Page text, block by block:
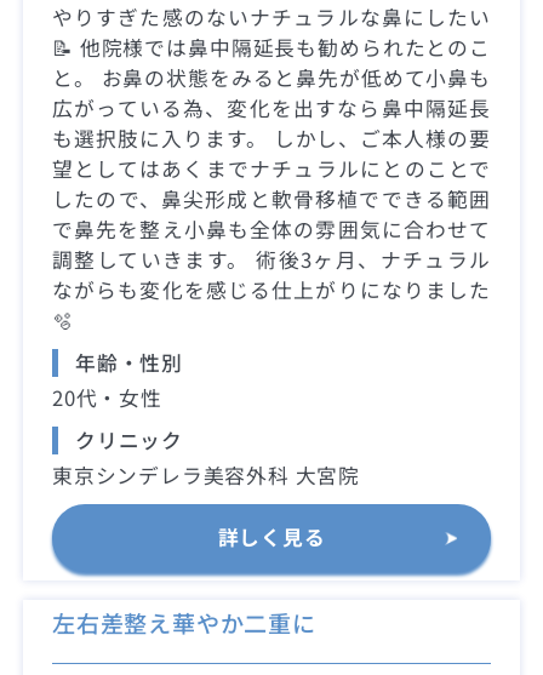
やりすぎた感のないナチュラルな鼻にしたい
📝 他院様では鼻中隔延長も勧められたとのこ
と。 お鼻の状態をみると鼻先が低めて小鼻も
広がっている為、変化を出すなら鼻中隔延長
も選択肢に入ります。 しかし、ご本人様の要
望としてはあくまでナチュラルにとのことで
したので、鼻尖形成と軟骨移植でできる範囲
で鼻先を整え小鼻も全体の雰囲気に合わせて
調整していきます。 術後3ヶ月、ナチュラル
ながらも変化を感じる仕上がりになりました
🫧
年齢・性別
20代・女性
クリニック
東京シンデレラ美容外科 大宮院
詳しく見る
左右差整え華やか二重に